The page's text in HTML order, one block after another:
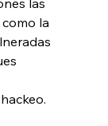
las
la